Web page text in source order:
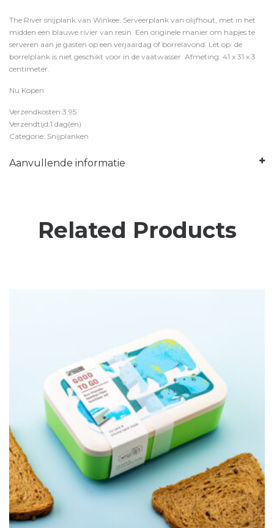
The River snijplank van Winkee. Serveerplank van olijfhout, met in het
midden een blauwe rivier van resin. Een originele manier om hapjes te
serveren aan je gasten op een verjaardag of borrelavond. Let op: de
borrelplank is niet geschikt voor in de vaatwasser. Afmeting: 41 x 31 x 3
centimeter.
Nu Kopen
Verzendkosten:3.95
Verzendtijd:1 dag(en)
Categorie: Snijplanken
Aanvullende informatie
Related Products